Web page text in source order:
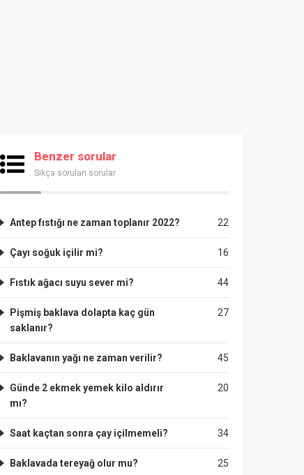
Benzer sorular
Sıkça sorulan sorular
22
Antep fıstığı ne zaman toplanır 2022?
16
Çayı soğuk içilir mi?
44
Fıstık ağacı suyu sever mi?
27
Pişmiş baklava dolapta kaç gün
saklanır?
45
Baklavanın yağı ne zaman verilir?
20
Günde 2 ekmek yemek kilo aldırır
mı?
34
Saat kaçtan sonra çay içilmemeli?
25
Baklavada tereyağ olur mu?